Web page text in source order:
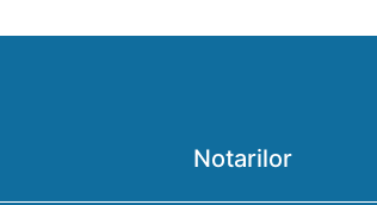
Notarilor